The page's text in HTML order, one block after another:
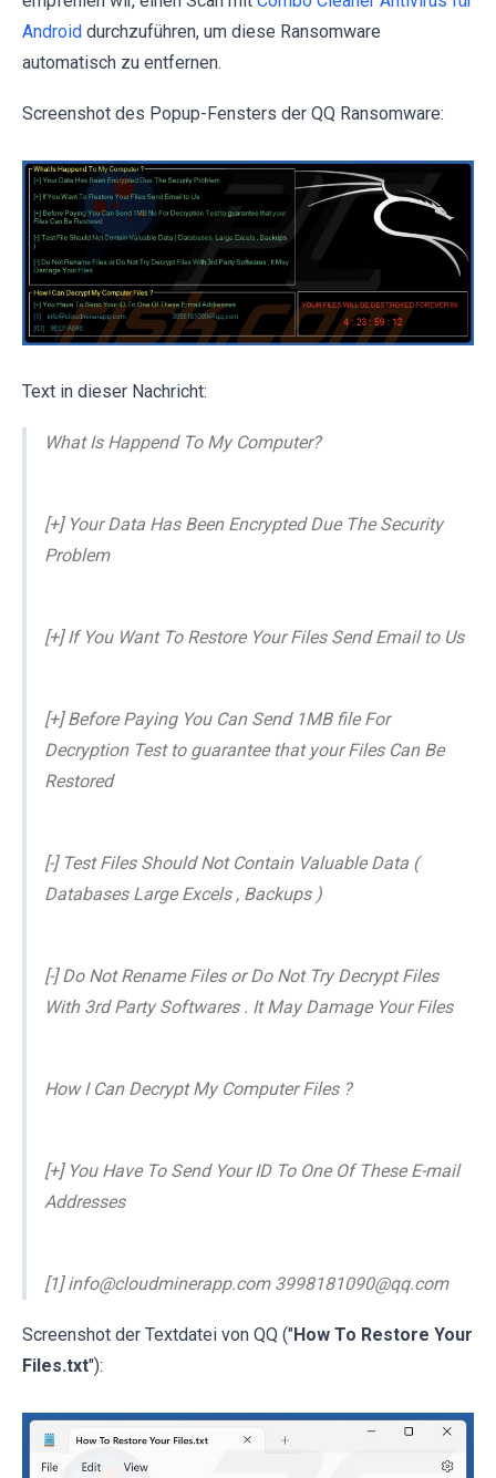
Android durchzuführen, um diese Ransomware
automatisch zu entfernen.
Screenshot des Popup-Fensters der QQ Ransomware:
Text in dieser Nachricht:
What Is Happend To My Computer?
[+] Your Data Has Been Encrypted Due The Security
Problem
[+] If You Want To Restore Your Files Send Email to Us
[+] Before Paying You Can Send 1MB file For
Decryption Test to guarantee that your Files Can Be
Restored
[-] Test Files Should Not Contain Valuable Data (
Databases Large Excels , Backups )
[-] Do Not Rename Files or Do Not Try Decrypt Files
With 3rd Party Softwares . It May Damage Your Files
How I Can Decrypt My Computer Files ?
[+] You Have To Send Your ID To One Of These E-mail
Addresses
[1] info@cloudminerapp.com 3998181090@qq.com
Screenshot der Textdatei von QQ ("How To Restore Your
Files.txt"):